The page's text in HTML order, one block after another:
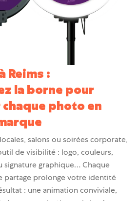
Reims :
la borne pour
photo en
salons ou soirées corporate,
de visibilité : logo, couleurs,
signature graphique… Chaque
partage prolonge votre identité
: une animation conviviale,